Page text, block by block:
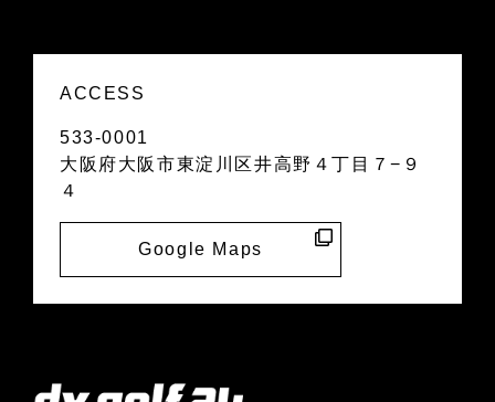
ACCESS
533-0001
大阪府大阪市東淀川区井高野４丁目７−９
４
Google Maps